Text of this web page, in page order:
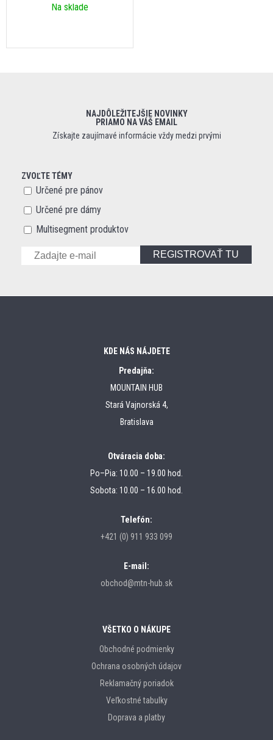
Na sklade
NAJDÔLEŽITEJŠIE NOVINKY
PRIAMO NA VÁŠ EMAIL
Získajte zaujímavé informácie vždy medzi prvými
ZVOĽTE TÉMY
Určené pre pánov
Určené pre dámy
Multisegment produktov
REGISTROVAŤ TU
KDE NÁS NÁJDETE
Predajňa:
MOUNTAIN HUB
Stará Vajnorská 4,
Bratislava
Otváracia doba:
Po–Pia: 10.00 – 19.00 hod.
Sobota: 10.00 – 16.00 hod.
Telefón:
+421 (0) 911 933 099
E-mail:
obchod@mtn-hub.sk
VŠETKO O NÁKUPE
Obchodné podmienky
Ochrana osobných údajov
Reklamačný poriadok
Veľkostné tabulky
Doprava a platby